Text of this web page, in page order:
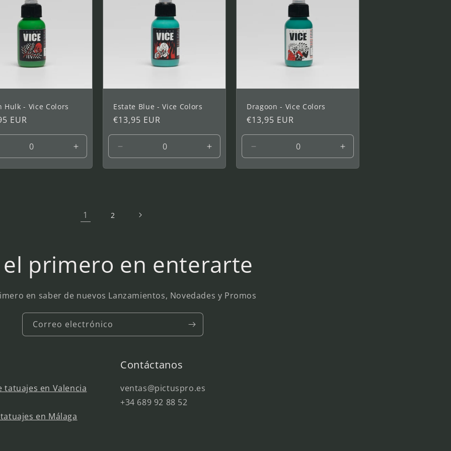
Hulk - Vice Colors
EUR
Aumentar
cantidad
para
Estate Blue - Vice Colors
Precio
habitual
€13,95 EUR
cantidad
para
Aumentar
cantidad
para
Dragoon - Vice Colors
Precio
habitual
€13,95 EUR
cantidad
para
Aumentar
cantidad
para
1 2
el primero en enterarte
en saber de nuevos Lanzamientos, Novedades y Promos
Correo electrónico
tatuajes en Valencia
en Málaga
Contáctanos
ventas@pictuspro.es
+34 689 92 88 52